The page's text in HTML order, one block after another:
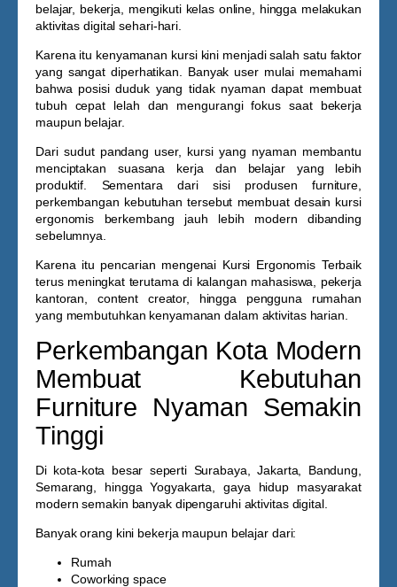
belajar, bekerja, mengikuti kelas online, hingga melakukan
aktivitas digital sehari-hari.
Karena itu kenyamanan kursi kini menjadi salah satu faktor
yang sangat diperhatikan. Banyak user mulai memahami
bahwa posisi duduk yang tidak nyaman dapat membuat
tubuh cepat lelah dan mengurangi fokus saat bekerja
maupun belajar.
Dari sudut pandang user, kursi yang nyaman membantu
menciptakan suasana kerja dan belajar yang lebih
produktif. Sementara dari sisi produsen furniture,
perkembangan kebutuhan tersebut membuat desain kursi
ergonomis berkembang jauh lebih modern dibanding
sebelumnya.
Karena itu pencarian mengenai Kursi Ergonomis Terbaik
terus meningkat terutama di kalangan mahasiswa, pekerja
kantoran, content creator, hingga pengguna rumahan
yang membutuhkan kenyamanan dalam aktivitas harian.
Perkembangan Kota Modern
Membuat Kebutuhan
Furniture Nyaman Semakin
Tinggi
Di kota-kota besar seperti Surabaya, Jakarta, Bandung,
Semarang, hingga Yogyakarta, gaya hidup masyarakat
modern semakin banyak dipengaruhi aktivitas digital.
Banyak orang kini bekerja maupun belajar dari:
Rumah
Coworking space